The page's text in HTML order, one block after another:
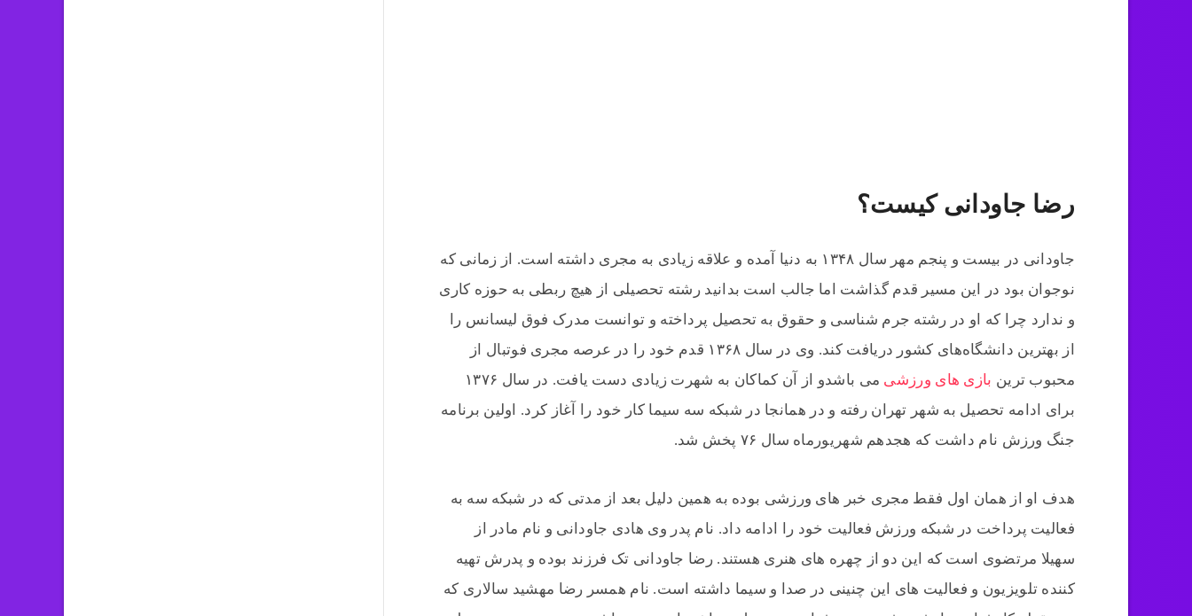
رضا جاودانی کیست؟
جاودانی در بیست و پنجم مهر سال ۱۳۴۸ به دنیا آمده و علاقه زیادی به مجری داشته است. از زمانی که
نوجوان بود در این مسیر قدم گذاشت اما جالب است بدانید رشته تحصیلی از هیچ ربطی به حوزه کاری
و ندارد چرا که او در رشته جرم شناسی و حقوق به تحصیل پرداخته و توانست مدرک فوق لیسانس را
از بهترین دانشگاه‌های کشور دریافت کند. وی در سال ۱۳۶۸ قدم خود را در عرصه مجری فوتبال از
محبوب ترین بازی های ورزشی
می باشدو از آن کماکان به شهرت زیادی دست یافت. در سال ۱۳۷۶
برای ادامه تحصیل به شهر تهران رفته و در همانجا در شبکه سه سیما کار خود را آغاز کرد. اولین برنامه
جنگ ورزش نام داشت که هجدهم شهریورماه سال ۷۶ پخش شد.
هدف او از همان اول فقط مجری خبر های ورزشی بوده به همین دلیل بعد از مدتی که در شبکه سه به
فعالیت پرداخت در شبکه ورزش فعالیت خود را ادامه داد. نام پدر وی هادی جاودانی و نام مادر از
سهیلا مرتضوی است که این دو از چهره های هنری هستند. رضا جاودانی تک فرزند بوده و پدرش تهیه
کننده تلویزیون و فعالیت های این چنینی در صدا و سیما داشته است. نام همسر رضا مهشید سالاری که